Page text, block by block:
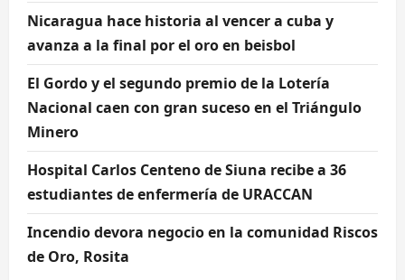
Nicaragua hace historia al vencer a cuba y
avanza a la final por el oro en beisbol
El Gordo y el segundo premio de la Lotería
Nacional caen con gran suceso en el Triángulo
Minero
Hospital Carlos Centeno de Siuna recibe a 36
estudiantes de enfermería de URACCAN
Incendio devora negocio en la comunidad Riscos
de Oro, Rosita